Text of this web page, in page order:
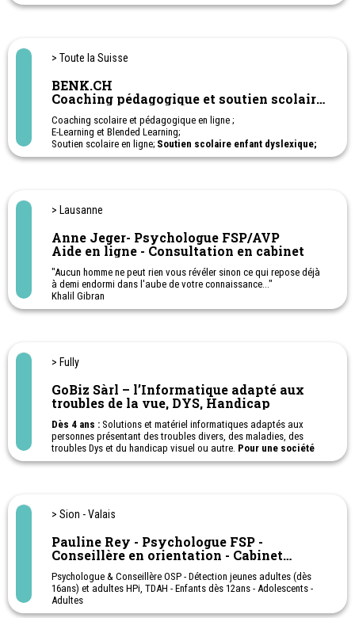
écoliers, apprentis, gymnasiens - examens finaux cantonaux -
anglais.
> Toute la Suisse
BENK.CH
Coaching pédagogique et soutien scolaire
en ligne
Coaching scolaire et pédagogique en ligne ;
E-Learning et Blended Learning;
Soutien scolaire en ligne; Soutien scolaire enfant dyslexique;
Soutien scolaire enfant TDAH; Soutien scolaire enfant haut-
1ère à 11ème Harmos. Apprentissage - Post-obligatoire
Ateliers en ligne pour aider les parents à soutenir leurs enfants à
> Lausanne
Anne Jeger- Psychologue FSP/AVP
Aide en ligne - Consultation en cabinet
"Aucun homme ne peut rien vous révéler sinon ce qui repose déjà
à demi endormi dans l'aube de votre connaissance..."
Khalil Gibran
> Fully
GoBiz Sàrl – l’Informatique adapté aux
troubles de la vue, DYS, Handicap
Dès 4 ans : Solutions et matériel informatiques adaptés aux
personnes présentant des troubles divers, des maladies, des
troubles Dys et du handicap visuel ou autre. Pour une société
inclusive.
> Sion - Valais
Pauline Rey - Psychologue FSP -
Conseillère en orientation - Cabinet
Noesis
Psychologue & Conseillère OSP - Détection jeunes adultes (dès
16ans) et adultes HPi, TDAH - Enfants dès 12ans - Adolescents -
Adultes
Orientation scolaire et professionnelle